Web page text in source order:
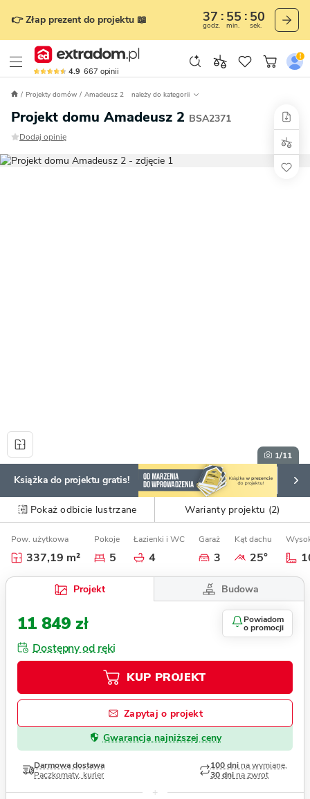
👉 Złap prezent do projektu 📖 37
godz.
55
min.
49
sek.
4.9 667 opinii
Projekty domów Amadeusz 2 należy do kategorii
Projekt domu Amadeusz 2 BSA2371
Dodaj opinię
1/11
Książka do projektu gratis!
Pokaż odbicie lustrzane Warianty projektu (2)
Pow. użytkowa
337,19 m²
Pokoje
5
Łazienki i WC
4
Garaż
3
Kąt dachu
25°
Projekt Budowa
11 849 zł Powiadom
o promocji
Dostępny od ręki
KUP PROJEKT
Zapytaj o projekt
Gwarancja najniższej ceny
Darmowa dostawa
Paczkomaty, kurier
100 dni na wymianę,
30 dni na zwrot